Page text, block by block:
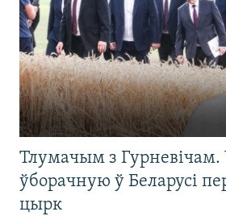
Тлумачым з
ўборачную ў Беларусі
цырк